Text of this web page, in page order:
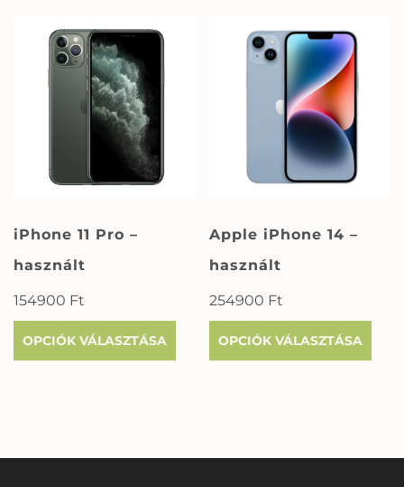
iPhone 11 Pro –
használt
154900 Ft
OPCIÓK VÁLASZTÁSA
Apple iPhone 14 –
használt
254900 Ft
OPCIÓK VÁLASZTÁSA